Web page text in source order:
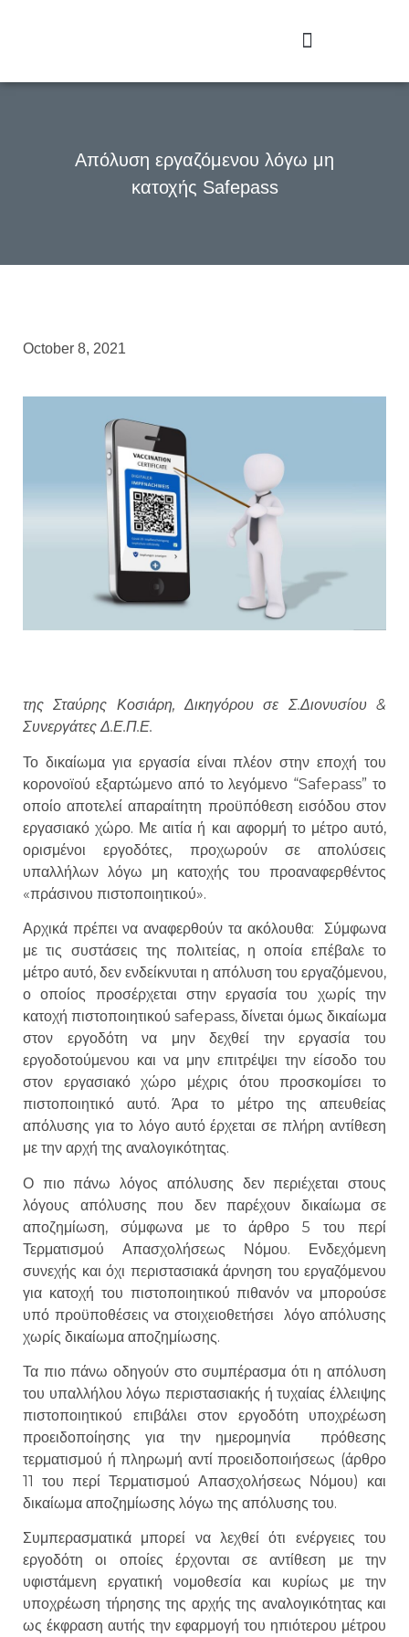
Απόλυση εργαζόμενου λόγω μη
κατοχής Safepass
October 8, 2021
της Σταύρης Κοσιάρη, Δικηγόρου σε Σ.Διονυσίου &
Συνεργάτες Δ.Ε.Π.Ε.
Το δικαίωμα για εργασία είναι πλέον στην εποχή του
κορονοϊού εξαρτώμενο από το λεγόμενο “Safepass” το
οποίο αποτελεί απαραίτητη προϋπόθεση εισόδου στον
εργασιακό χώρο. Με αιτία ή και αφορμή το μέτρο αυτό,
ορισμένοι εργοδότες, προχωρούν σε απολύσεις
υπαλλήλων λόγω μη κατοχής του προαναφερθέντος
«πράσινου πιστοποιητικού».
Αρχικά πρέπει να αναφερθούν τα ακόλουθα: Σύμφωνα
με τις συστάσεις της πολιτείας, η οποία επέβαλε το
μέτρο αυτό, δεν ενδείκνυται η απόλυση του εργαζόμενου,
ο οποίος προσέρχεται στην εργασία του χωρίς την
κατοχή πιστοποιητικού safepass, δίνεται όμως δικαίωμα
στον εργοδότη να μην δεχθεί την εργασία του
εργοδοτούμενου και να μην επιτρέψει την είσοδο του
στον εργασιακό χώρο μέχρις ότου προσκομίσει το
πιστοποιητικό αυτό. Άρα το μέτρο της απευθείας
απόλυσης για το λόγο αυτό έρχεται σε πλήρη αντίθεση
με την αρχή της αναλογικότητας.
Ο πιο πάνω λόγος απόλυσης δεν περιέχεται στους
λόγους απόλυσης που δεν παρέχουν δικαίωμα σε
αποζημίωση, σύμφωνα με το άρθρο 5 του περί
Τερματισμού Απασχολήσεως Νόμου. Ενδεχόμενη
συνεχής και όχι περιστασιακά άρνηση του εργαζόμενου
για κατοχή του πιστοποιητικού πιθανόν να μπορούσε
υπό προϋποθέσεις να στοιχειοθετήσει λόγο απόλυσης
χωρίς δικαίωμα αποζημίωσης.
Τα πιο πάνω οδηγούν στο συμπέρασμα ότι η απόλυση
του υπαλλήλου λόγω περιστασιακής ή τυχαίας έλλειψης
πιστοποιητικού επιβάλει στον εργοδότη υποχρέωση
προειδοποίησης για την ημερομηνία πρόθεσης
τερματισμού ή πληρωμή αντί προειδοποιήσεως (άρθρο
11 του περί Τερματισμού Απασχολήσεως Νόμου) και
δικαίωμα αποζημίωσης λόγω της απόλυσης του.
Συμπερασματικά μπορεί να λεχθεί ότι ενέργειες του
εργοδότη οι οποίες έρχονται σε αντίθεση με την
υφιστάμενη εργατική νομοθεσία και κυρίως με την
υποχρέωση τήρησης της αρχής της αναλογικότητας και
ως έκφραση αυτής την εφαρμογή του ηπιότερου μέτρου